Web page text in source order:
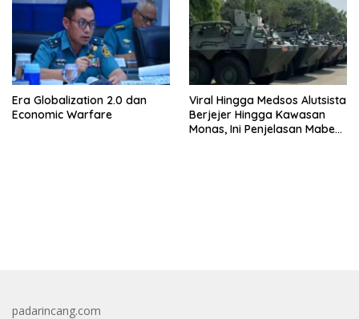
Era Globalization 2.0 dan
Economic Warfare
Viral Hingga Medsos Alutsista
Berjejer Hingga Kawasan
Monas, Ini Penjelasan Mabes
padarincang.com